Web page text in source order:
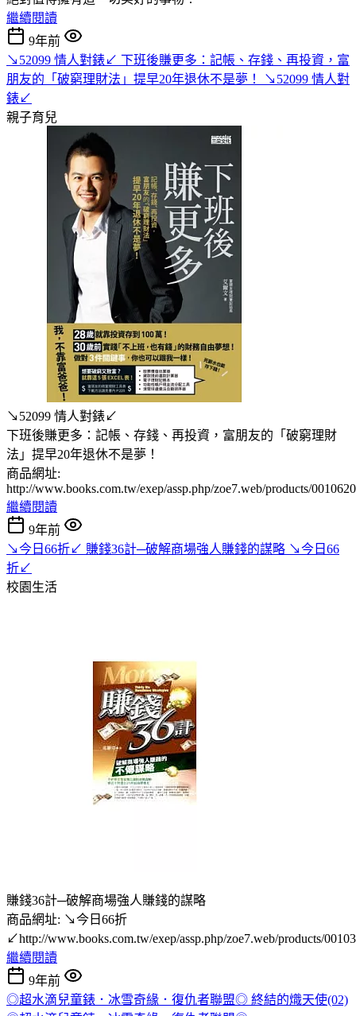
繼續閱讀
9年前
↘52099 情人對錶↙ 下班後賺更多：記帳、存錢、再投資，富
朋友的「破窮理財法」提早20年退休不是夢！ ↘52099 情人對
錶↙
親子育兒
↘52099 情人對錶↙
下班後賺更多：記帳、存錢、再投資，富朋友的「破窮理財
法」提早20年退休不是夢！
商品網址:
http://www.books.com.tw/exep/assp.php/zoe7.web/products/
繼續閱讀
9年前
↘今日66折↙ 賺錢36計─破解商場強人賺錢的謀略 ↘今日66
折↙
校園生活
賺錢36計─破解商場強人賺錢的謀略
商品網址: ↘今日66折
↙http://www.books.com.tw/exep/assp.php/zoe7.web/products/
繼續閱讀
9年前
◎超水滴兒童錶．冰雪奇緣．復仇者聯盟◎ 終結的熾天使(02)